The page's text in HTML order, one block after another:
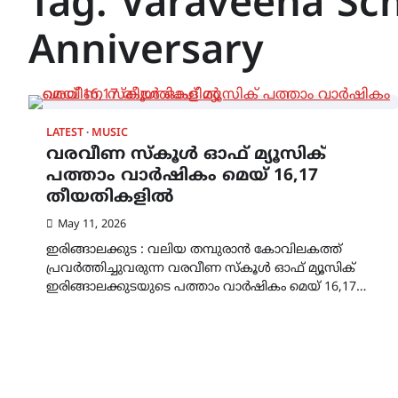
Anniversary
LATEST MUSIC
വരവീണ സ്കൂൾ ഓഫ് മ്യൂസിക്
പത്താം വാർഷികം മെയ് 16,17
തീയതികളിൽ
May 11, 2026
ഇരിങ്ങാലക്കുട : വലിയ തമ്പുരാൻ കോവിലകത്ത്
പ്രവർത്തിച്ചുവരുന്ന വരവീണ സ്കൂൾ ഓഫ് മ്യൂസിക്
ഇരിങ്ങാലക്കുടയുടെ പത്താം വാർഷികം മെയ് 16,17…